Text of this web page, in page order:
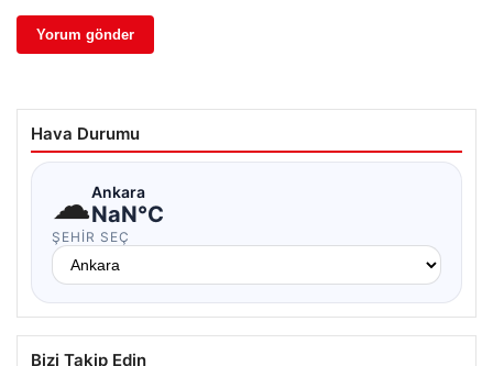
Hava Durumu
☁Ankara
NaN°C
ŞEHIR SEÇ
Bizi Takip Edin